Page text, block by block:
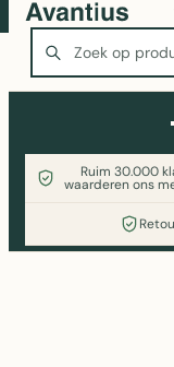
Ruim 30.000
waarderen ons
Wasmachine